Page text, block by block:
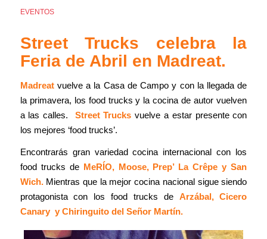
EVENTOS
Street Trucks celebra la
Feria de Abril en Madreat.
Madreatvuelve a la Casa de Campo y con la llegada de
la primavera, los food trucks y la cocina de autor vuelven
a las calles. Street Trucks vuelve a estar presente con
los mejores ‘food trucks’.
Encontrarás gran variedad cocina internacional con los
food trucks de MeRÍO,Moose, Prep’ La Crêpe y San
Wich.Mientras que la mejor cocina nacional sigue siendo
protagonista con los food trucks de
Arzábal,Cicero
Canaryy Chiringuito del Señor Martín.